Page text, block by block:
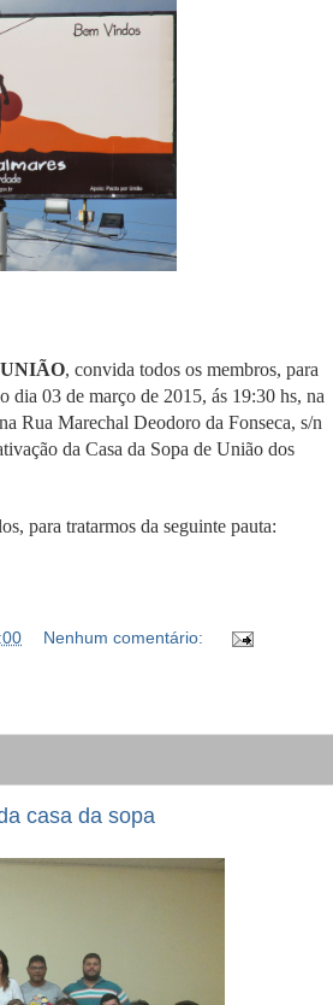
, convida todos os membros, para
dia 03 de março de 2015, ás 19:30 hs, na
Rua Marechal Deodoro da Fonseca, s/n
da Casa da Sopa de União dos
tratarmos da seguinte pauta:
Nenhum comentário:
casa da sopa